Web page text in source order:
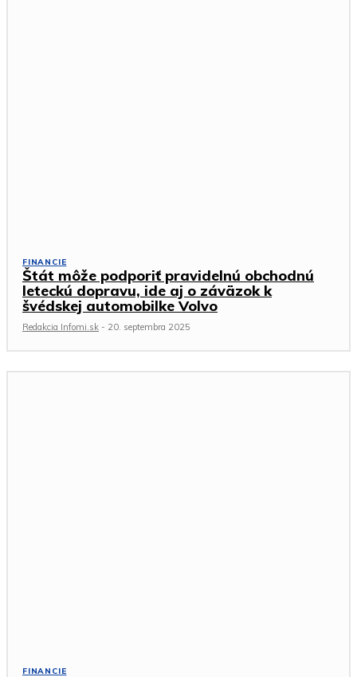
FINANCIE
Štát môže podporiť pravidelnú obchodnú
leteckú dopravu, ide aj o záväzok k
švédskej automobilke Volvo
Redakcia Infomi.sk - 20. septembra 2025
FINANCIE